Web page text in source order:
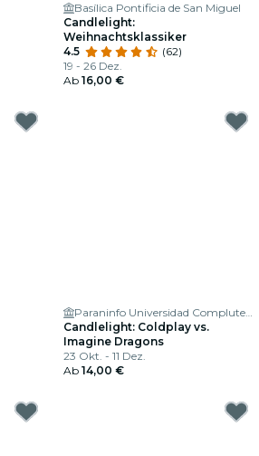
Basílica Pontificia de San Miguel
Candlelight:
Weihnachtsklassiker
4.5
(62)
19 - 26 Dez.
Ab 16,00 €
Paraninfo Universidad Complutense de Madrid
Candlelight: Coldplay vs.
Imagine Dragons
23 Okt. - 11 Dez.
Ab 14,00 €